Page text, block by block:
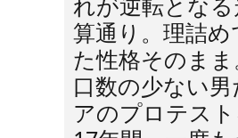
算通り。理詰
た性格そのま
口数の少ない
アのプロテス